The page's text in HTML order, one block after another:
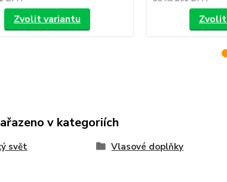
Zvolit variantu
v kategoriích
svět Vlasové doplňky